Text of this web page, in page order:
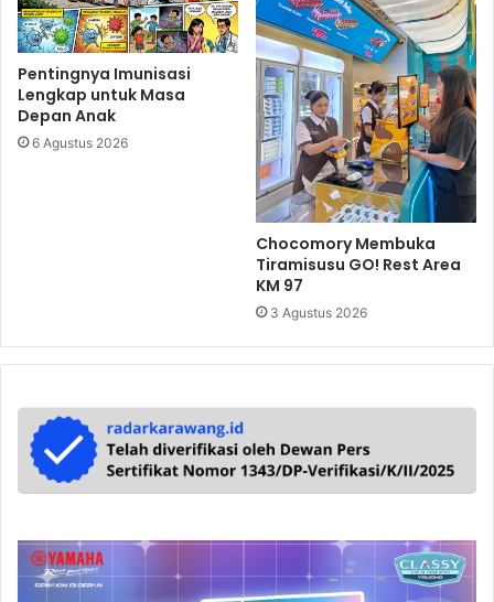
Pentingnya Imunisasi
Lengkap untuk Masa
Depan Anak
6 Agustus 2026
Chocomory Membuka
Tiramisusu GO! Rest Area
KM 97
3 Agustus 2026